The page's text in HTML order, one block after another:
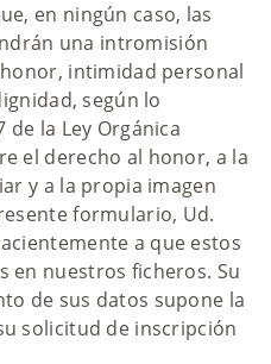
en ningún caso, las
una intromisión
intimidad personal
según lo
la Ley Orgánica
el derecho al honor, a la
y a la propia imagen
formulario, Ud.
a que estos
en nuestros ficheros. Su
de sus datos supone la
solicitud de inscripción